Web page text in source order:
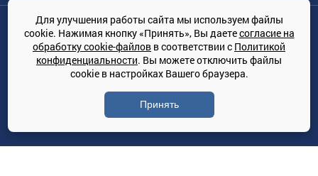
Общество с ограниченной ответственностью «ТРЕЙДКОН», ОГРН:
1167847364079, 197022, г. Санкт-Петербург, проспект Медиков, 7
КЛИМАТПРОФ.ONLINE - оптовая продажа кондиционеров и
климатической техники на территории РФ
© Сайт принадлежит ООО «ТРЕЙДКОН»
Политика конфиденциальности
Для улучшения работы сайта мы используем файлы
cookie. Нажимая кнопку «Принять», Вы даетесогласие на
обработку cookie-файлов в соответствии с Политикой
конфиденциальности. Вы можете отключить файлы
cookie в настройках Вашего браузера.
Принять